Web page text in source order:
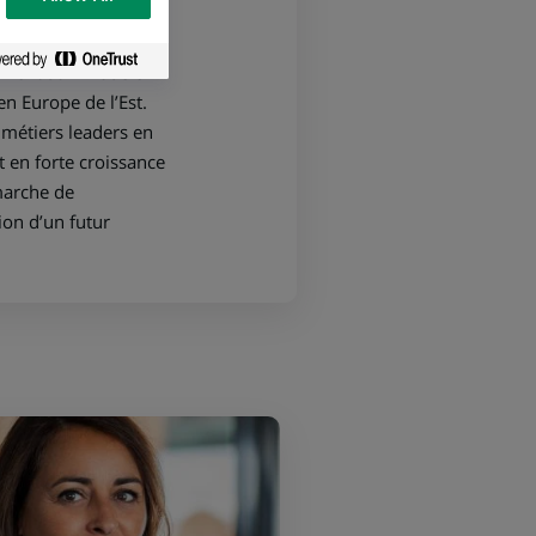
marchés
son modèle
Europe de l’Est.
leaders en
en forte croissance
de
d’un futur